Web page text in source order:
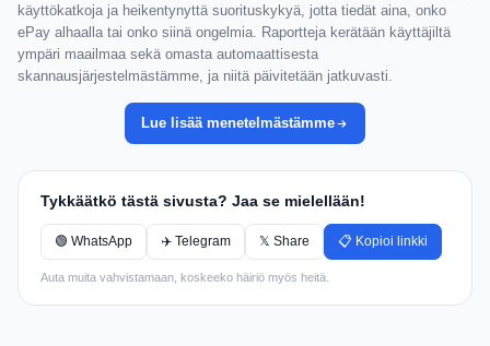
käyttökatkoja ja heikentynyttä suorituskykyä, jotta tiedät aina, onko
ePay alhaalla tai onko siinä ongelmia. Raportteja kerätään käyttäjiltä
ympäri maailmaa sekä omasta automaattisesta
skannausjärjestelmästämme, ja niitä päivitetään jatkuvasti.
Lue lisää menetelmästämme
Tykkäätkö tästä sivusta? Jaa se mielellään!
🟢 WhatsApp ✈️ Telegram 𝕏 Share 📋 Kopioi linkki
Auta muita vahvistamaan, koskeeko häiriö myös heitä.